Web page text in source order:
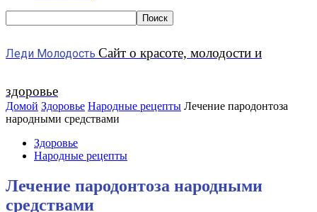
Леди Молодость Сайт о красоте, молодости и
здоровье
Домой Здоровье Народные рецепты Лечение пародонтоза
народными средствами
Здоровье
Народные рецепты
Лечение пародонтоза народными
средствами